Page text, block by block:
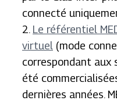
connecté
2. Le référentiel
virtuel (mode
correspondant aux
été
dernières années.